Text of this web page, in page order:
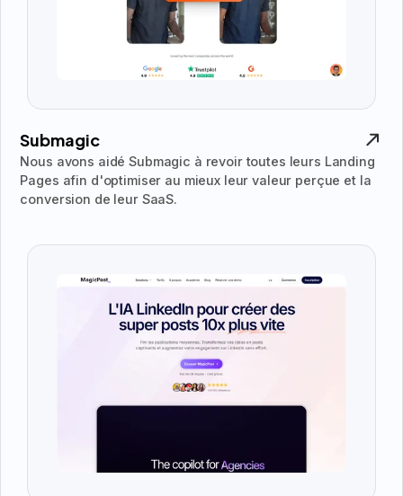
Submagic
Nous avons aidé Submagic à revoir toutes leurs Landing
Pages afin d'optimiser au mieux leur valeur perçue et la
conversion de leur SaaS.